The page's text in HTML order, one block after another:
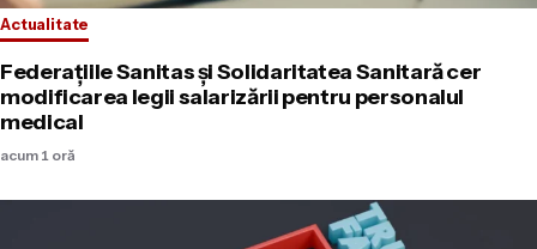
Actualitate
Federațiile Sanitas și Solidaritatea Sanitară cer
modificarea legii salarizării pentru personalul
medical
acum 1 oră